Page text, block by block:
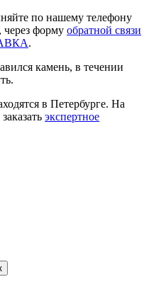
по нашему телефону
, через форму обратной связи
.
камень, в течении
в Петербурге. На
экспертное